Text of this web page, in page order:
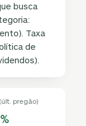
busca
Taxa
de
pregão)